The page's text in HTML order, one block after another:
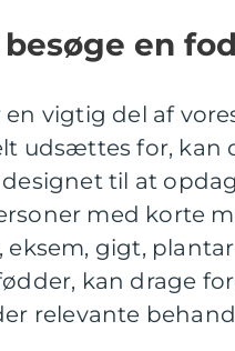
en
en vigtig del af
udsættes for, kan
til at
med korte
gigt,
kan drage
relevante